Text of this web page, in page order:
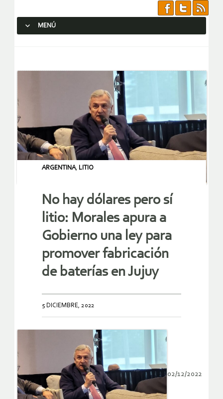
MENÚ
ARGENTINA, LITIO
No hay dólares pero sí
litio: Morales apura a
Gobierno una ley para
promover fabricación
de baterías en Jujuy
5 DICIEMBRE, 2022
02/12/2022